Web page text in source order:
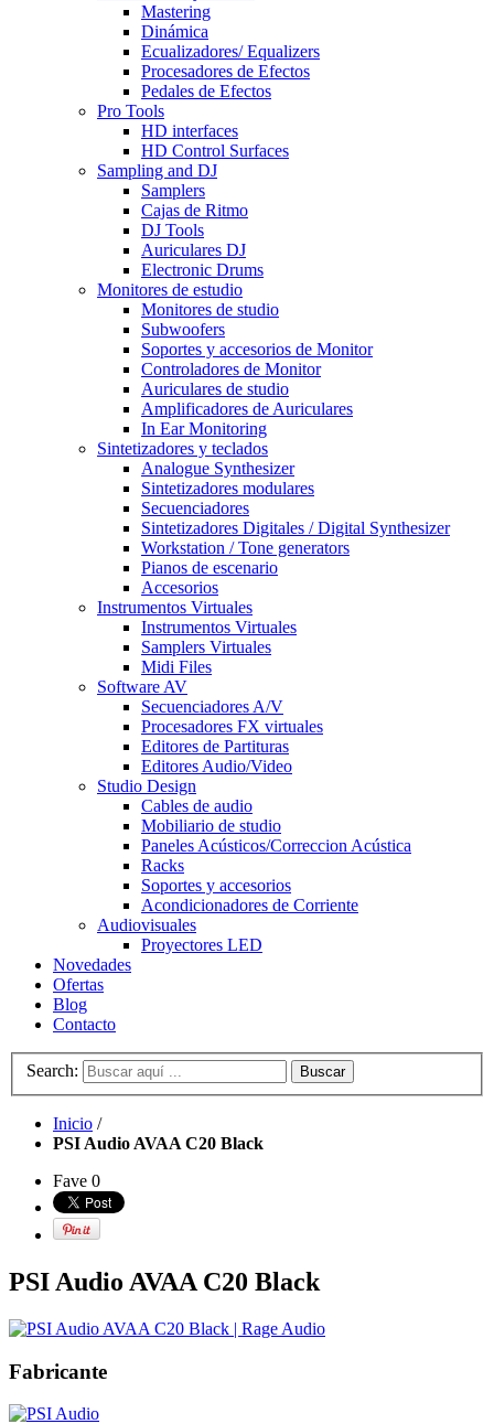
Mastering
Dinámica
Ecualizadores/ Equalizers
Procesadores de Efectos
Pedales de Efectos
Pro Tools
HD interfaces
HD Control Surfaces
Sampling and DJ
Samplers
Cajas de Ritmo
DJ Tools
Auriculares DJ
Electronic Drums
Monitores de estudio
Monitores de studio
Subwoofers
Soportes y accesorios de Monitor
Controladores de Monitor
Auriculares de studio
Amplificadores de Auriculares
In Ear Monitoring
Sintetizadores y teclados
Analogue Synthesizer
Sintetizadores modulares
Secuenciadores
Sintetizadores Digitales / Digital Synthesizer
Workstation / Tone generators
Pianos de escenario
Accesorios
Instrumentos Virtuales
Instrumentos Virtuales
Samplers Virtuales
Midi Files
Software AV
Secuenciadores A/V
Procesadores FX virtuales
Editores de Partituras
Editores Audio/Video
Studio Design
Cables de audio
Mobiliario de studio
Paneles Acústicos/Correccion Acústica
Racks
Soportes y accesorios
Acondicionadores de Corriente
Audiovisuales
Proyectores LED
Novedades
Ofertas
Blog
Contacto
Search: Buscar
Inicio /
PSI Audio AVAA C20 Black
Fave 0
PSI Audio AVAA C20 Black
Fabricante